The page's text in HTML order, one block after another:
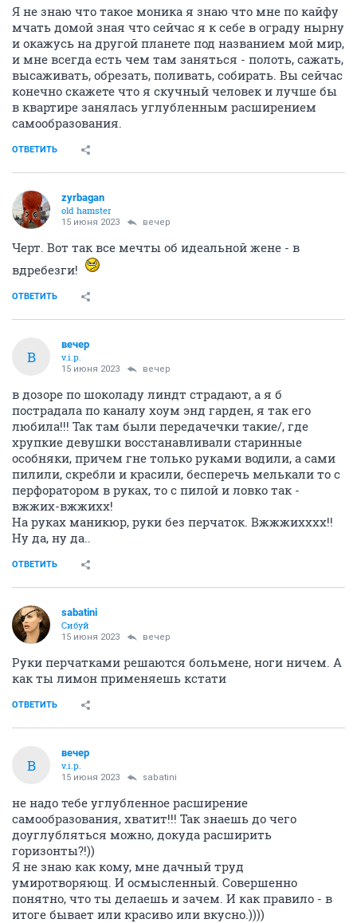
Я не знаю что такое моника я знаю что мне по кайфу
мчать домой зная что сейчас я к себе в ограду нырну
и окажусь на другой планете под названием мой мир,
и мне всегда есть чем там заняться - полоть, сажать,
высаживать, обрезать, поливать, собирать. Вы сейчас
конечно скажете что я скучный человек и лучше бы
в квартире занялась углубленным расширением
самообразования.
ОТВЕТИТЬ
zyrbagan
old hamster
15 июня 2023 вечер
Черт. Вот так все мечты об идеальной жене - в
вдребезги!
ОТВЕТИТЬ
В
вечер
v.i.p.
15 июня 2023 вечер
в дозоре по шоколаду линдт страдают, а я б
пострадала по каналу хоум энд гарден, я так его
любила!!! Так там были передачечки такие/, где
хрупкие девушки восстанавливали старинные
особняки, причем гне только руками водили, а сами
пилили, скребли и красили, бесперечь мелькали то с
перфоратором в руках, то с пилой и ловко так -
вжжих-вжжихх!
На руках маникюр, руки без перчаток. Вжжжихххх!!
Ну да, ну да..
ОТВЕТИТЬ
sabatini
Сибуй
15 июня 2023 вечер
Руки перчатками решаются больмене, ноги ничем. А
как ты лимон применяешь кстати
ОТВЕТИТЬ
В
вечер
v.i.p.
15 июня 2023 sabatini
не надо тебе углубленное расширение
самообразования, хватит!!! Так знаешь до чего
доуглубляться можно, докуда расширить
горизонты?!))
Я не знаю как кому, мне дачный труд
умиротворяющ. И осмысленный. Совершенно
понятно, что ты делаешь и зачем. И как правило - в
итоге бывает или красиво или вкусно.))))